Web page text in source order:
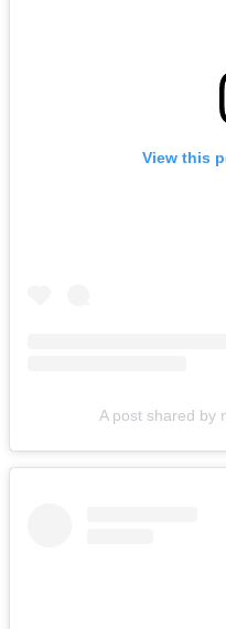
View this
A post shared by